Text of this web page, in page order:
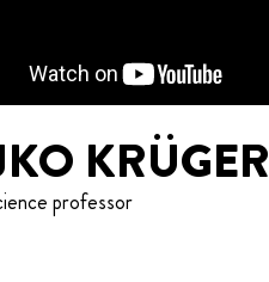
KRÜGER
professor